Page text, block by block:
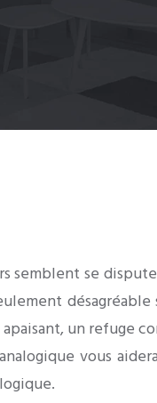
se
un refuge
vous